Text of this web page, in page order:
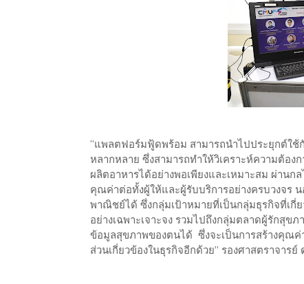
“แพลตฟอร์มฟู้ดพร้อม สามารถนำไปประยุกต์ใช้
หลากหลาย ซึ่งสามารถทำให้วิเคราะห์ความต้อ
ผลิตอาหารได้อย่างพอเพียงและเหมาะสม ผ่านก
คุณค่าต่อทั้งผู้ให้และผู้รับบริการอย่างครบวงจร
พาณิชย์ได้ ซึ่งกลุ่มเป้าหมายที่เป็นกลุ่มธุรกิจที่เกี่
อย่างเฉพาะเจาะจง รวมไปถึงกลุ่มตลาดผู้รักสุ
ข้อมูลสุขภาพของตนได้ ซึ่งจะเป็นการสร้างคุณค่
ส่วนเกี่ยวข้องในธุรกิจอีกด้วย” รองศาสตราจาร